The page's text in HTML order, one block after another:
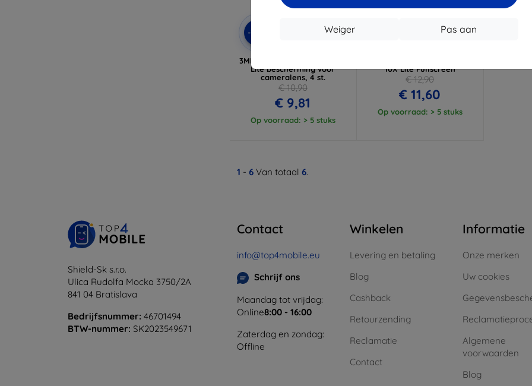
Pas aan
Weiger
-10% EXTRA10
3MK Lens Protect Honor 10X
Lite bescherming voor
cameralens, 4 st.
€ 10,90
€ 9,81
Op voorraad: > 5 stuks
EXTRA10
10X Lite Fullscreen
€ 12,90
€ 11,60
Op voorraad: > 5 stuks
1 - 6 Van totaal 6.
Shield-Sk s.r.o.
Ulica Rudolfa Mocka 3750/2A
841 04 Bratislava
Bedrijfsnummer: 46701494
BTW-nummer: SK2023549671
Contact
info@top4mobile.eu
Schrijf ons
Maandag tot vrijdag:
Online8:00 - 16:00
Zaterdag en zondag:
Offline
Winkelen
Levering en betaling
Blog
Cashback
Retourzending
Reclamatie
Contact
Informatie
Onze merken
Uw cookies
Algemene
voorwaarden
Blog